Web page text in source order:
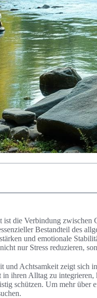
ist die Verbindung
Bestandteil des
und emotionale
nur Stress reduzieren,
Achtsamkeit zeigt sich
ihren Alltag zu integrieren,
schützen. Um mehr über